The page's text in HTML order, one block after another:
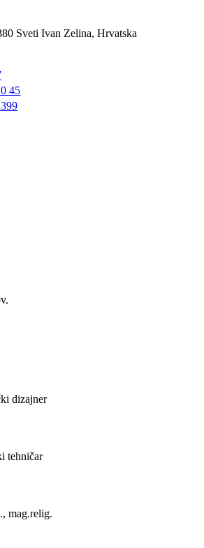
Sveti Ivan Zelina, Hrvatska
45
dizajner
tehničar
mag.relig.